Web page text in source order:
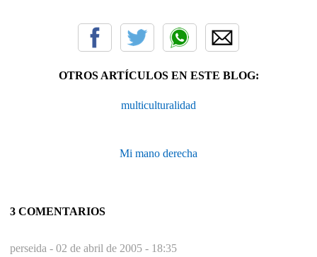
OTROS ARTÍCULOS EN ESTE BLOG:
multiculturalidad
Mi mano derecha
3 COMENTARIOS
perseida - 02 de abril de 2005 - 18:35